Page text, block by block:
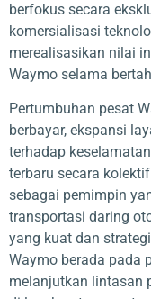
berfokus secara
komersialisasi
merealisasikan nilai
Waymo selama
Pertumbuhan pesat
berbayar, ekspansi
terhadap
terbaru secara
sebagai pemimpin
transportasi daring
yang kuat dan
Waymo berada pada
melanjutkan lintasan